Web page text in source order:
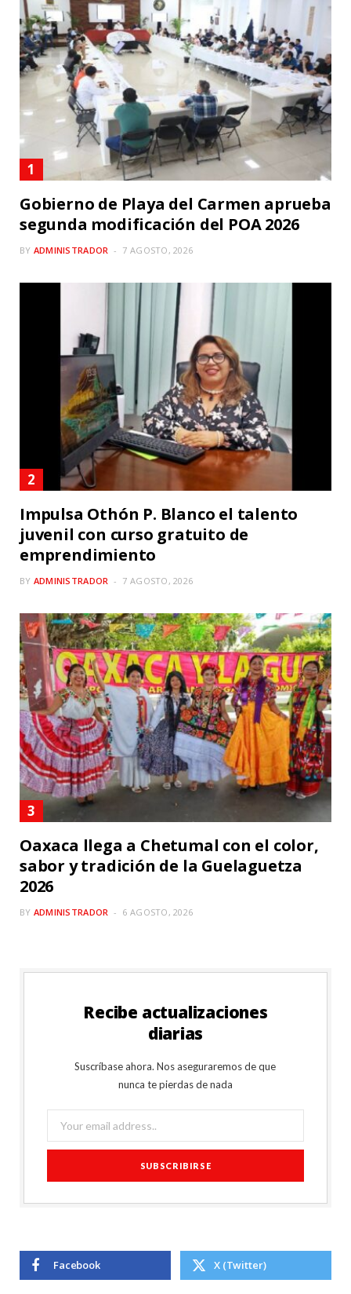
Gobierno de Playa del Carmen aprueba
segunda modificación del POA 2026
BY ADMINISTRADOR 7 AGOSTO, 2026
Impulsa Othón P. Blanco el talento
juvenil con curso gratuito de
emprendimiento
BY ADMINISTRADOR 7 AGOSTO, 2026
Oaxaca llega a Chetumal con el color,
sabor y tradición de la Guelaguetza
2026
BY ADMINISTRADOR 6 AGOSTO, 2026
Recibe actualizaciones
diarias
Suscríbase ahora. Nos aseguraremos de que
nunca te pierdas de nada
Facebook X (Twitter)